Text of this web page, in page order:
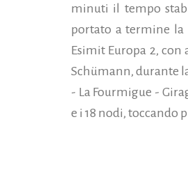
minuti il tempo
portato a termine la
Esimit Europa 2, con
Schümann, durante
- La Fourmigue -
e i 18 nodi, toccando